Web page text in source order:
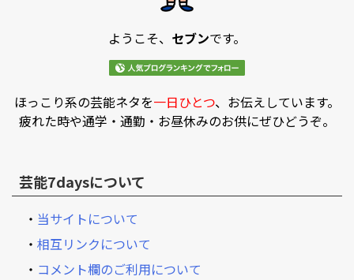
ようこそ、 セブンです。
ほっこり系の芸能ネタを一日ひとつ、お伝えしています。
疲れた時や通学・通勤・お昼休みのお供にぜひどうぞ。
芸能7daysについて
・ 当サイトについて
・ 相互リンクについて
・ コメント欄のご利用について